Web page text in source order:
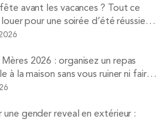
avant les vacances ? Tout ce
pour une soirée d’été réussie
2026 : organisez un repas
à la maison sans vous ruiner ni faire
une gender reveal en extérieur :